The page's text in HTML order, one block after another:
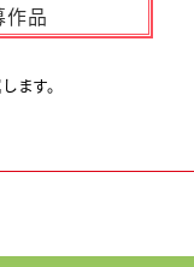
品
ます。